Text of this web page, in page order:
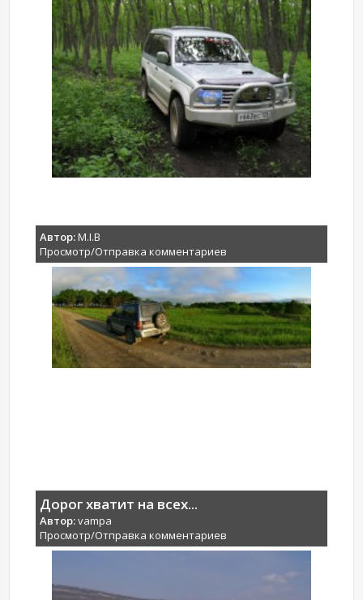
Автор:M.I.B
Просмотр/Отправка комментариев
Дорог хватит на всех...
Автор:vampa
Просмотр/Отправка комментариев